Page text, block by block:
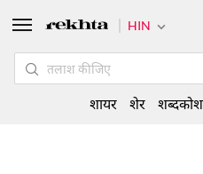
HIN
शायर शेर शब्दकोश